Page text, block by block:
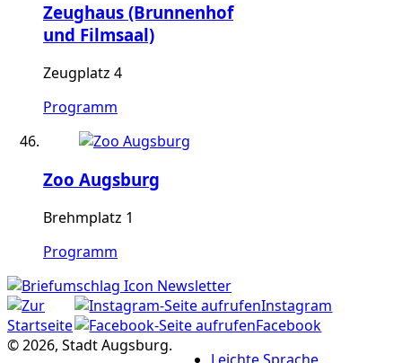
Zeughaus (Brunnenhof
und Filmsaal)
Zeugplatz 4
Programm
Zoo Augsburg
Brehmplatz 1
Programm
Newsletter
Instagram
Facebook
© 2026, Stadt Augsburg.
Leichte Sprache